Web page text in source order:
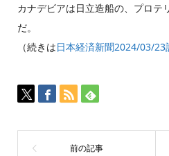
カナデビアは日立造船の、プロテ
だ。
（続きは日本経済新聞2024/03/23